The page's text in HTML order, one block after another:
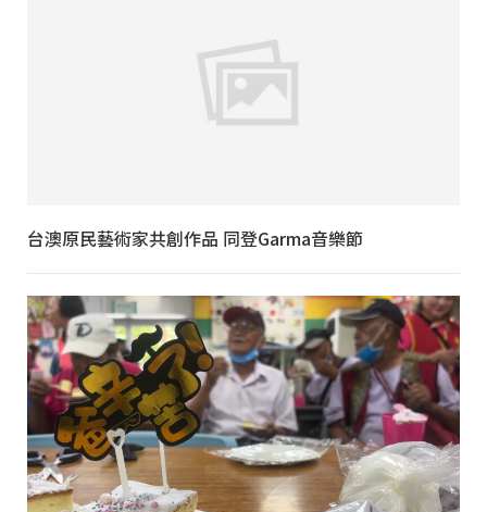
台澳原民藝術家共創作品 同登Garma音樂節